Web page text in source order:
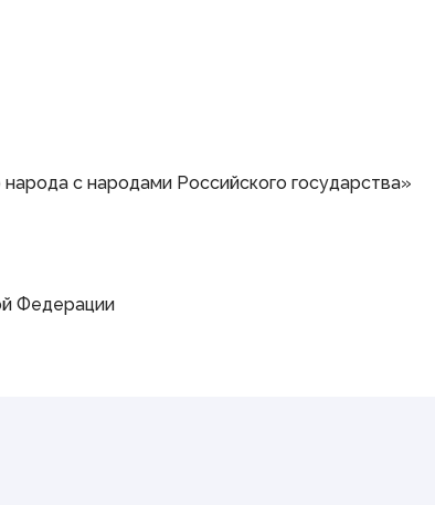
с народами Российского государства»
Федерации